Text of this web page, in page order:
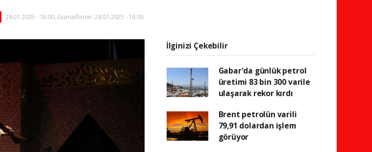
28.01.2025 - 16:00, Güncelleme: 28.01.2025 - 16:00
İlginizi Çekebilir
Gabar'da günlük petrol
üretimi 83 bin 300 varile
ulaşarak rekor kırdı
Brent petrolün varili
79,91 dolardan işlem
görüyor